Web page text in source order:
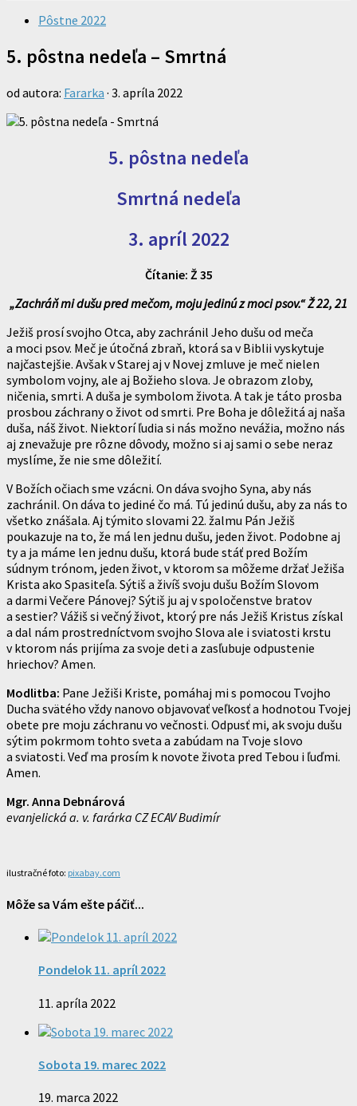
Pôstne 2022
5. pôstna nedeľa – Smrtná
od autora: Fararka · 3. apríla 2022
5. pôstna nedeľa
Smrtná nedeľa
3. apríl 2022
Čítanie: Ž 35
„Zachráň mi dušu pred mečom, moju jedinú z moci psov.“ Ž 22, 21
Ježiš prosí svojho Otca, aby zachránil Jeho dušu od meča
a moci psov. Meč je útočná zbraň, ktorá sa v Biblii vyskytuje
najčastejšie. Avšak v Starej aj v Novej zmluve je meč nielen
symbolom vojny, ale aj Božieho slova. Je obrazom zloby,
ničenia, smrti. A duša je symbolom života. A tak je táto prosba
prosbou záchrany o život od smrti. Pre Boha je dôležitá aj naša
duša, náš život. Niektorí ľudia si nás možno nevážia, možno nás
aj znevažuje pre rôzne dôvody, možno si aj sami o sebe neraz
myslíme, že nie sme dôležití.
V Božích očiach sme vzácni. On dáva svojho Syna, aby nás
zachránil. On dáva to jediné čo má. Tú jedinú dušu, aby za nás to
všetko znášala. Aj týmito slovami 22. žalmu Pán Ježiš
poukazuje na to, že má len jednu dušu, jeden život. Podobne aj
ty a ja máme len jednu dušu, ktorá bude stáť pred Božím
súdnym trónom, jeden život, v ktorom sa môžeme držať Ježiša
Krista ako Spasiteľa. Sýtiš a živíš svoju dušu Božím Slovom
a darmi Večere Pánovej? Sýtiš ju aj v spoločenstve bratov
a sestier? Vážiš si večný život, ktorý pre nás Ježiš Kristus získal
a dal nám prostredníctvom svojho Slova ale i sviatosti krstu
v ktorom nás prijíma za svoje deti a zasľubuje odpustenie
hriechov? Amen.
Modlitba: Pane Ježiši Kriste, pomáhaj mi s pomocou Tvojho
Ducha svätého vždy nanovo objavovať veľkosť a hodnotou Tvojej
obete pre moju záchranu vo večnosti. Odpusť mi, ak svoju dušu
sýtim pokrmom tohto sveta a zabúdam na Tvoje slovo
a sviatosti. Veď ma prosím k novote života pred Tebou i ľuďmi.
Amen.
Mgr. Anna Debnárová
evanjelická a. v. farárka CZ ECAV Budimír
ilustračné foto: pixabay.com
Môže sa Vám ešte páčiť...
Pondelok 11. apríl 2022
11. apríla 2022
Sobota 19. marec 2022
19. marca 2022